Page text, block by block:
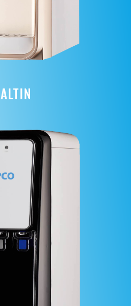
ALTIN